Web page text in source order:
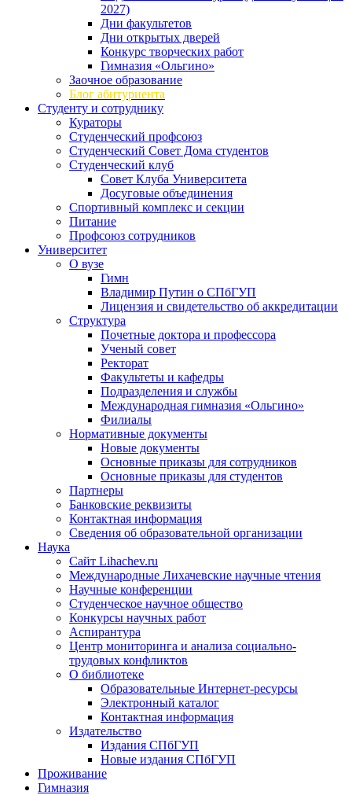
2027)
Дни факультетов
Дни открытых дверей
Конкурс творческих работ
Гимназия «Ольгино»
Заочное образование
Блог абитуриента
Студенту и сотруднику
Кураторы
Студенческий профсоюз
Студенческий Совет Дома студентов
Студенческий клуб
Совет Клуба Университета
Досуговые объединения
Спортивный комплекс и секции
Питание
Профсоюз сотрудников
Университет
О вузе
Гимн
Владимир Путин о СПбГУП
Лицензия и свидетельство об аккредитации
Структура
Почетные доктора и профессора
Ученый совет
Ректорат
Факультеты и кафедры
Подразделения и службы
Международная гимназия «Ольгино»
Филиалы
Нормативные документы
Новые документы
Основные приказы для сотрудников
Основные приказы для студентов
Партнеры
Банковские реквизиты
Контактная информация
Сведения об образовательной организации
Наука
Сайт Lihachev.ru
Международные Лихачевские научные чтения
Научные конференции
Студенческое научное общество
Конкурсы научных работ
Аспирантура
Центр мониторинга и анализа социально-
трудовых конфликтов
О библиотеке
Образовательные Интернет-ресурсы
Электронный каталог
Контактная информация
Издательство
Издания СПбГУП
Новые издания СПбГУП
Проживание
Гимназия